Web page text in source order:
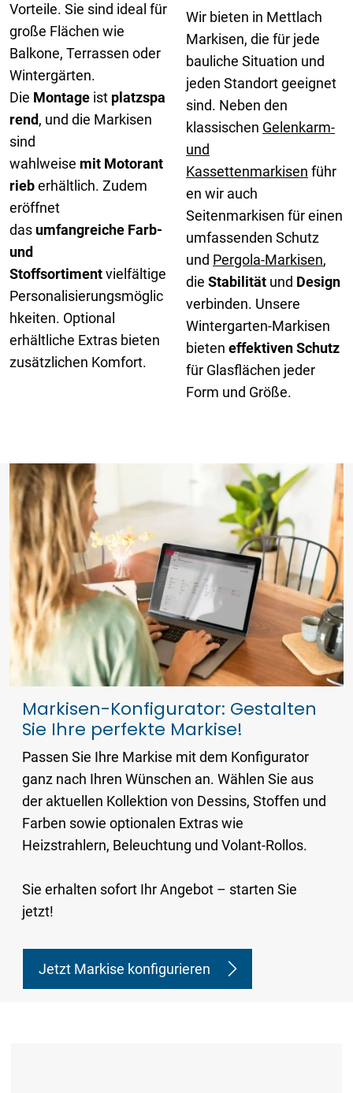
Vorteile. Sie sind ideal für
große Flächen wie
Balkone, Terrassen oder
Wintergärten.
Die Montage ist platzspa
rend, und die Markisen
sind
wahlweise mit Motorant
rieberhältlich. Zudem
eröffnet
das umfangreiche Farb-
und
Stoffsortimentvielfältige
Personalisierungsmöglic
hkeiten. Optional
erhältliche Extras bieten
zusätzlichen Komfort.
Wir bieten in Mettlach
Markisen, die für jede
bauliche Situation und
jeden Standort geeignet
sind. Neben den
klassischen Gelenkarm-
und
Kassettenmarkisen führ
en wir auch
Seitenmarkisen für einen
umfassenden Schutz
und Pergola-Markisen,
die Stabilität und Design
verbinden. Unsere
Wintergarten-Markisen
bieten effektivenSchutz
für Glasflächen jeder
Form und Größe.
Markisen-Konfigurator: Gestalten
Sie Ihre perfekte Markise!
Passen Sie Ihre Markise mit dem Konfigurator
ganz nach Ihren Wünschen an. Wählen Sie aus
der aktuellen Kollektion von Dessins, Stoffen und
Farben sowie optionalen Extras wie
Heizstrahlern, Beleuchtung und Volant-Rollos.
Sie erhalten sofort Ihr Angebot – starten Sie
jetzt!
Jetzt Markise konfigurieren